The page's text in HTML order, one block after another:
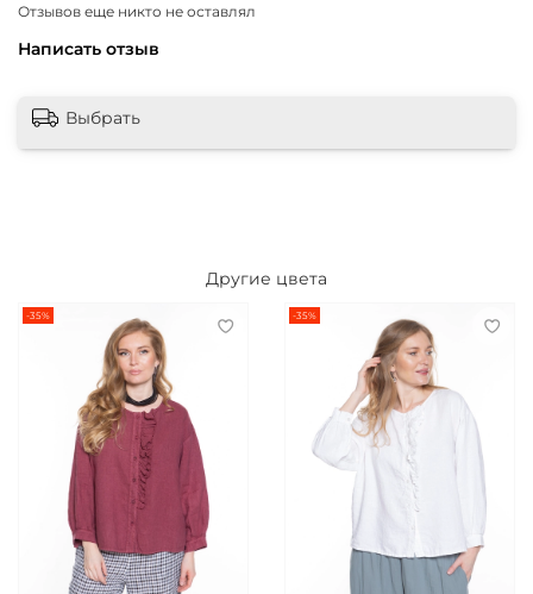
Отзывов еще никто не оставлял
Написать отзыв
Выбрать
Другие цвета
-35% -35%